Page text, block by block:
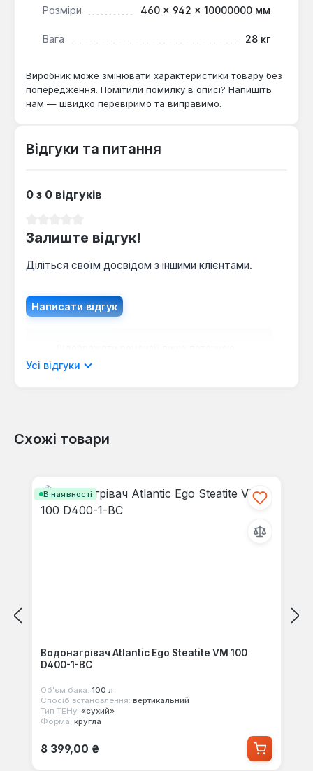
Розміри 460 × 942 × 10000000 мм
Вага 28 кг
Виробник може змінювати характеристики товару без
попередження. Помітили помилку в описі? Напишіть
нам — швидко перевіримо та виправимо.
Відгуки та питання
0 з 0 відгуків
Залиште відгук!
Діліться своїм досвідом з іншими клієнтами.
Написати відгук
мовою.
Відгуків не знайдено. Поділіться
Усі відгуки
Схожі товари
В наявності
Водонагрівач Atlantic Ego Steatite VM 100
D400-1-BC
Об'єм бака: 100 л
Спосіб встановлення: вертикальний
Тип ТЕНу: «сухий»
Форма: кругла
Звичайна ціна:
8 399,00 ₴